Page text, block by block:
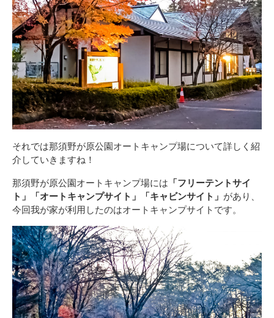
それでは那須野が原公園オートキャンプ場について詳しく紹
介していきますね！
那須野が原公園オートキャンプ場には 「フリーテントサイ
ト」「オートキャンプサイト」「キャビンサイト」 があり、
今回我が家が利用したのはオートキャンプサイトです。